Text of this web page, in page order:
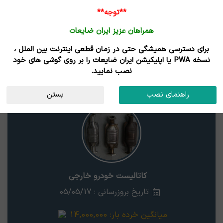
قیمت ضایعات کاتالیزور خارجی سانتافه، بنز
کاتالیست خودرو خارجی
تاریخ بروزرسانی : 05/05/17
میانگین خرده بار: 14,000,000
**توجه**
همراهان عزیز ایران ضایعات
برای دسترسی همیشگی حتی در زمان قطعی اینترنت بین الملل ،
نسخه PWA یا اپلیکیشن ایران ضایعات را بر روی گوشی های خود
نصب نمایید.
راهنمای نصب بستن